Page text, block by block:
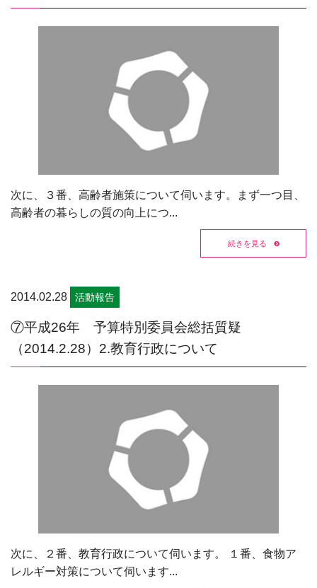
次に、３番、高齢者施策について伺います。まず一つ目、
高齢者の暮らしの質の向上につ...
続きを見る
2014.02.28 活動報告
⑦平成26年 予算特別委員会総括質疑
（2014.2.28）2.教育行政について
次に、２番、教育行政について伺います。 １番、食物ア
レルギー対策について伺います...